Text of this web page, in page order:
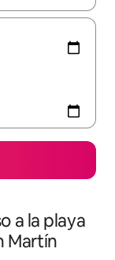
a la playa
Martín